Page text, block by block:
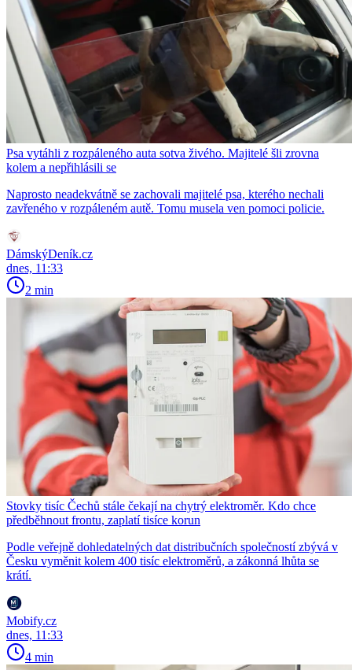
Psa vytáhli z rozpáleného auta sotva živého. Majitelé šli zrovna
kolem a nepřihlásili se
Naprosto neadekvátně se zachovali majitelé psa, kterého nechali
zavřeného v rozpáleném autě. Tomu musela ven pomoci policie.
DámskýDeník.cz
dnes, 11:33
2 min
Stovky tisíc Čechů stále čekají na chytrý elektroměr. Kdo chce
předběhnout frontu, zaplatí tisíce korun
Podle veřejně dohledatelných dat distribučních společností zbývá v
Česku vyměnit kolem 400 tisíc elektroměrů, a zákonná lhůta se
krátí.
Mobify.cz
dnes, 11:33
4 min